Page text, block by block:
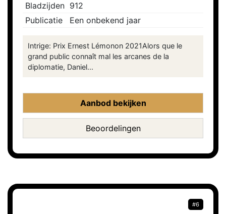
Bladzijden 912
Publicatie
Een onbekend jaar
Intrige: Prix Ernest Lémonon 2021Alors que le
grand public connaît mal les arcanes de la
diplomatie, Daniel...
Aanbod bekijken
Beoordelingen
#6